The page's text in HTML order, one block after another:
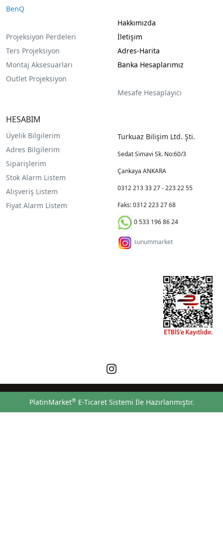
BenQ
Projeksiyon Perdeleri
Ters Projeksiyon
Montaj Aksesuarları
Outlet Projeksiyon
Hakkımızda
İletişim
Adres-Harita
Banka Hesaplarımız
Mesafe Hesaplayıcı
HESABIM
Üyelik Bilgilerim
Adres Bilgilerim
Siparişlerim
Stok Alarm Listem
Alışveriş Listem
Fiyat Alarm Listem
Turkuaz Bilişim Ltd. Şti.
Sedat Simavi Sk. No:60/3
Çankaya ANKARA
0312 213 33 27 - 223 22 55
Faks: 0312 223 27 68
0 533 196 86 24
sunummarket
PlatinMarket®E-Ticaret Sistemi İle Hazırlanmıştır.